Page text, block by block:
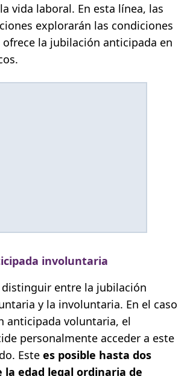
vida laboral. En esta línea, las
explorarán las condiciones
la jubilación anticipada en
involuntaria
entre la jubilación
y la involuntaria. En el caso
anticipada voluntaria, el
personalmente acceder a este
Este es posible hasta dos
la edad legal ordinaria de